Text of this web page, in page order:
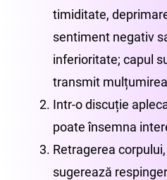
timiditate,
sentiment negativ
inferioritate; capul
transmit
Intr-o discuție
poate însemna
Retragerea
sugerează